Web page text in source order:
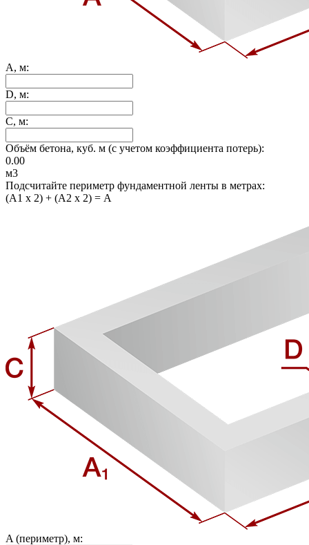
A, м:
D, м:
C, м:
Объём бетона, куб. м (с учетом коэффициента потерь):
0.00
м3
Подсчитайте периметр фундаментной ленты в метрах:
(A1 x 2) + (A2 x 2) = A
A (периметр), м: